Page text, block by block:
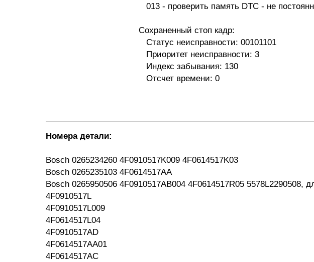
013 - проверить память DTC - не
Сохраненный стоп кадр:
Статус неисправности: 00101101
Приоритет неисправности: 3
Индекс забывания: 130
Отсчет времени: 0
Номера детали:
Bosch 0265234260 4F0910517K009 4F0614517K03
Bosch 0265235103 4F0614517AA
Bosch 0265950506 4F0910517AB004 4F0614517R05 5578L2290508,
4F0910517L
4F0910517L009
4F0614517L04
4F0910517AD
4F0614517AA01
4F0614517AC